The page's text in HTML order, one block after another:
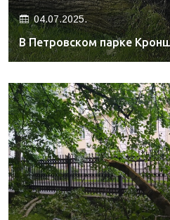
04.07.2025.
В Петровском парке